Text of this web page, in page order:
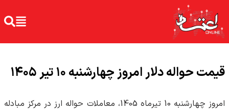
قیمت حواله دلار امروز چهارشنبه ۱۰ تیر ۱۴۰۵
امروز چهارشنبه 10 تیرماه 1405، معاملات حواله ارز در مرکز مبادله